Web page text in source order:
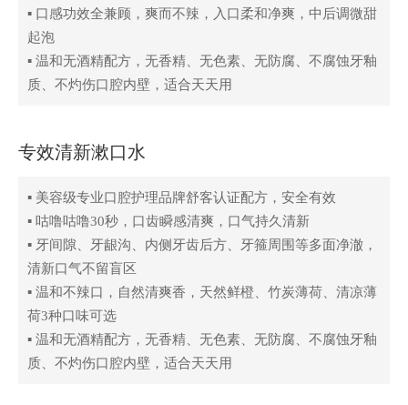
▪ 口感功效全兼顾，爽而不辣，入口柔和净爽，中后调微甜
起泡
▪ 温和无酒精配方，无香精、无色素、无防腐、不腐蚀牙釉
质、不灼伤口腔内壁，适合天天用
专效清新漱口水
▪ 美容级专业口腔护理品牌舒客认证配方，安全有效
▪ 咕噜咕噜30秒，口齿瞬感清爽，口气持久清新
▪ 牙间隙、牙龈沟、内侧牙齿后方、牙箍周围等多面净澈，
清新口气不留盲区
▪ 温和不辣口，自然清爽香，天然鲜橙、竹炭薄荷、清凉薄
荷3种口味可选
▪ 温和无酒精配方，无香精、无色素、无防腐、不腐蚀牙釉
质、不灼伤口腔内壁，适合天天用